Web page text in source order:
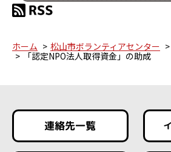
ホーム 松山市ボランティアセンター
「認定NPO法人取得資金」の助成
連絡先一覧